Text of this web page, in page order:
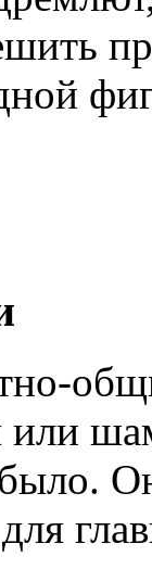
или